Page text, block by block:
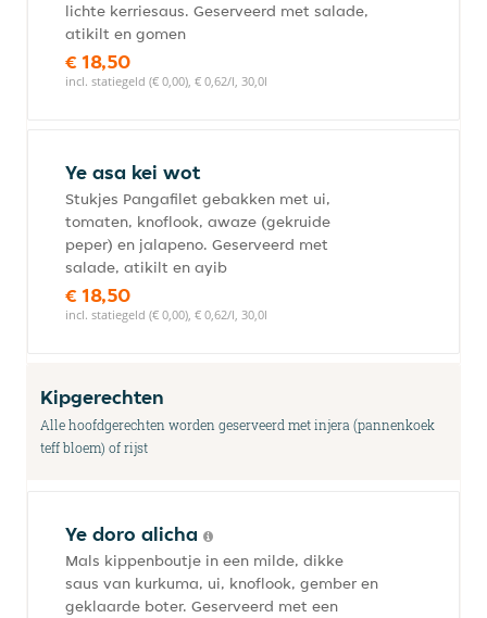
lichte kerriesaus. Geserveerd met salade,
atikilt en gomen
€ 18,50
incl. statiegeld (€ 0,00), € 0,62/l, 30,0l
Ye asa kei wot
Stukjes Pangafilet gebakken met ui,
tomaten, knoflook, awaze (gekruide
peper) en jalapeno. Geserveerd met
salade, atikilt en ayib
€ 18,50
incl. statiegeld (€ 0,00), € 0,62/l, 30,0l
Kipgerechten
Alle hoofdgerechten worden geserveerd met injera (pannenkoek
teff bloem) of rijst
Ye doro alicha
Mals kippenboutje in een milde, dikke
saus van kurkuma, ui, knoflook, gember en
geklaarde boter. Geserveerd met een